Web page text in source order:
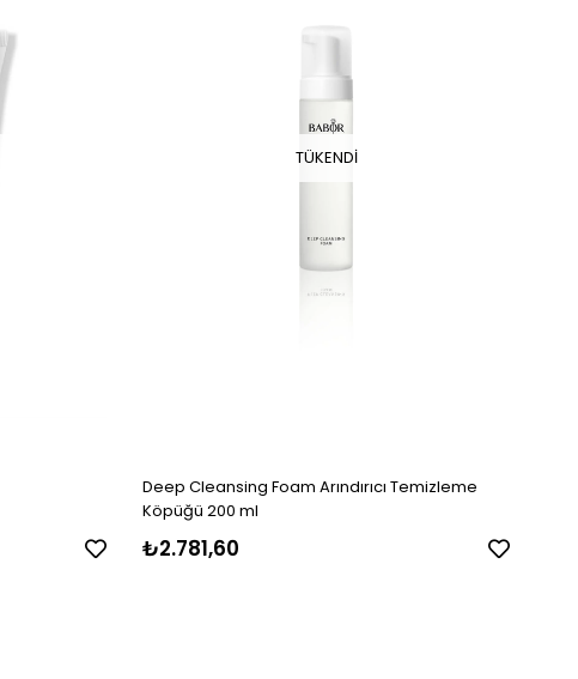
TÜKENDI
Deep Cleansing Foam Arındırıcı Temizleme
Köpüğü 200 ml
₺2.781,60